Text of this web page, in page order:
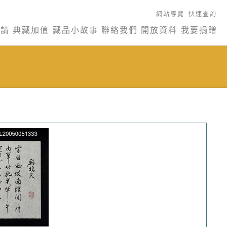
網站導覽 快速查詢
典藏加值 藏品小故事 聯絡我們 開放資料 我要捐贈